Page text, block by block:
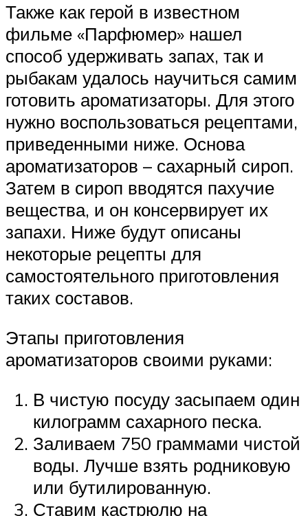
Также как герой в известном
фильме «Парфюмер» нашел
способ удерживать запах, так и
рыбакам удалось научиться самим
готовить ароматизаторы. Для этого
нужно воспользоваться рецептами,
приведенными ниже. Основа
ароматизаторов – сахарный сироп.
Затем в сироп вводятся пахучие
вещества, и он консервирует их
запахи. Ниже будут описаны
некоторые рецепты для
самостоятельного приготовления
таких составов.
Этапы приготовления
ароматизаторов своими руками:
В чистую посуду засыпаем один
килограмм сахарного песка.
Заливаем 750 граммами чистой
воды. Лучше взять родниковую
или бутилированную.
Ставим кастрюлю на